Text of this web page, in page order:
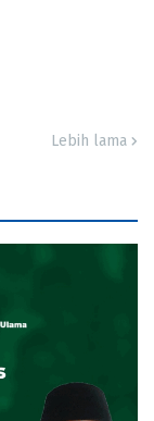
Lebih lama